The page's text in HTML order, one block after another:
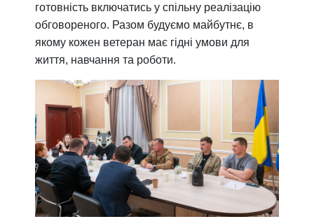
готовність включатись у спільну реалізацію
обговореного. Разом будуємо майбутнє, в
якому кожен ветеран має гідні умови для
життя, навчання та роботи.